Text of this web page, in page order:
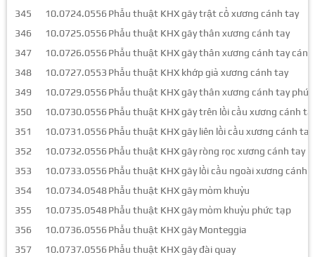
345
10.0724.0556 Phẫu thuật KHX gãy trật cổ xương cánh tay
346
10.0725.0556 Phẫu thuật KHX gãy thân xương cánh tay
347
10.0726.0556 Phẫu thuật KHX gãy thân xương cánh tay
348
10.0727.0553 Phẫu thuật KHX khớp giả xương cánh tay
349
10.0729.0556 Phẫu thuật KHX gãy thân xương cánh tay
350
10.0730.0556 Phẫu thuật KHX gãy trên lồi cầu xương cánh
351
10.0731.0556 Phẫu thuật KHX gãy liên lồi cầu xương cánh tay
352
10.0732.0556 Phẫu thuật KHX gãy ròng rọc xương cánh tay
353
10.0733.0556 Phẫu thuật KHX gãy lồi cầu ngoài xương cánh
354
10.0734.0548Phẫu thuật KHX gãy mỏm khuỷu
355
10.0735.0548Phẫu thuật KHX gãy mỏm khuỷu phức tạp
356
10.0736.0556 Phẫu thuật KHX gãy Monteggia
357
10.0737.0556 Phẫu thuật KHX gãy đài quay